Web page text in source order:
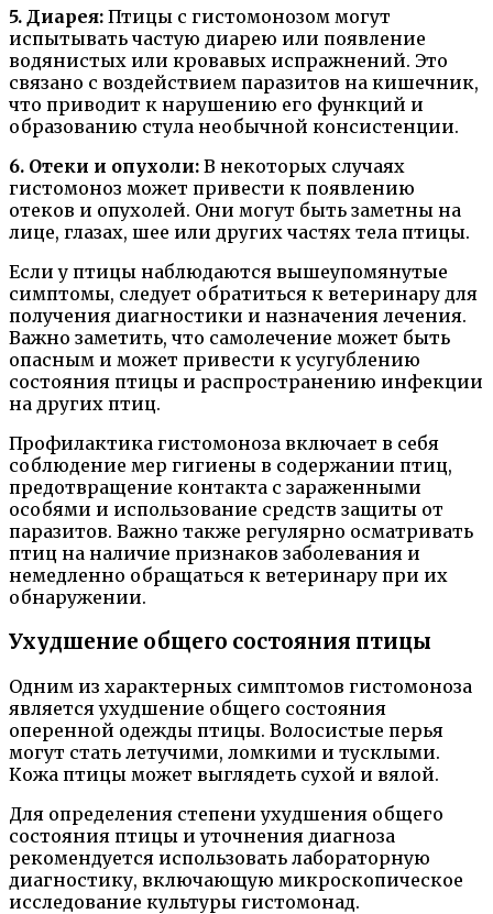
5. Диарея: Птицы с гистомонозом могут
испытывать частую диарею или появление
водянистых или кровавых испражнений. Это
связано с воздействием паразитов на кишечник,
что приводит к нарушению его функций и
образованию стула необычной консистенции.
6. Отеки и опухоли: В некоторых случаях
гистомоноз может привести к появлению
отеков и опухолей. Они могут быть заметны на
лице, глазах, шее или других частях тела птицы.
Если у птицы наблюдаются вышеупомянутые
симптомы, следует обратиться к ветеринару для
получения диагностики и назначения лечения.
Важно заметить, что самолечение может быть
опасным и может привести к усугублению
состояния птицы и распространению инфекции
на других птиц.
Профилактика гистомоноза включает в себя
соблюдение мер гигиены в содержании птиц,
предотвращение контакта с зараженными
особями и использование средств защиты от
паразитов. Важно также регулярно осматривать
птиц на наличие признаков заболевания и
немедленно обращаться к ветеринару при их
обнаружении.
Ухудшение общего состояния птицы
Одним из характерных симптомов гистомоноза
является ухудшение общего состояния
оперенной одежды птицы. Волосистые перья
могут стать летучими, ломкими и тусклыми.
Кожа птицы может выглядеть сухой и вялой.
Для определения степени ухудшения общего
состояния птицы и уточнения диагноза
рекомендуется использовать лабораторную
диагностику, включающую микроскопическое
исследование культуры гистомонад.